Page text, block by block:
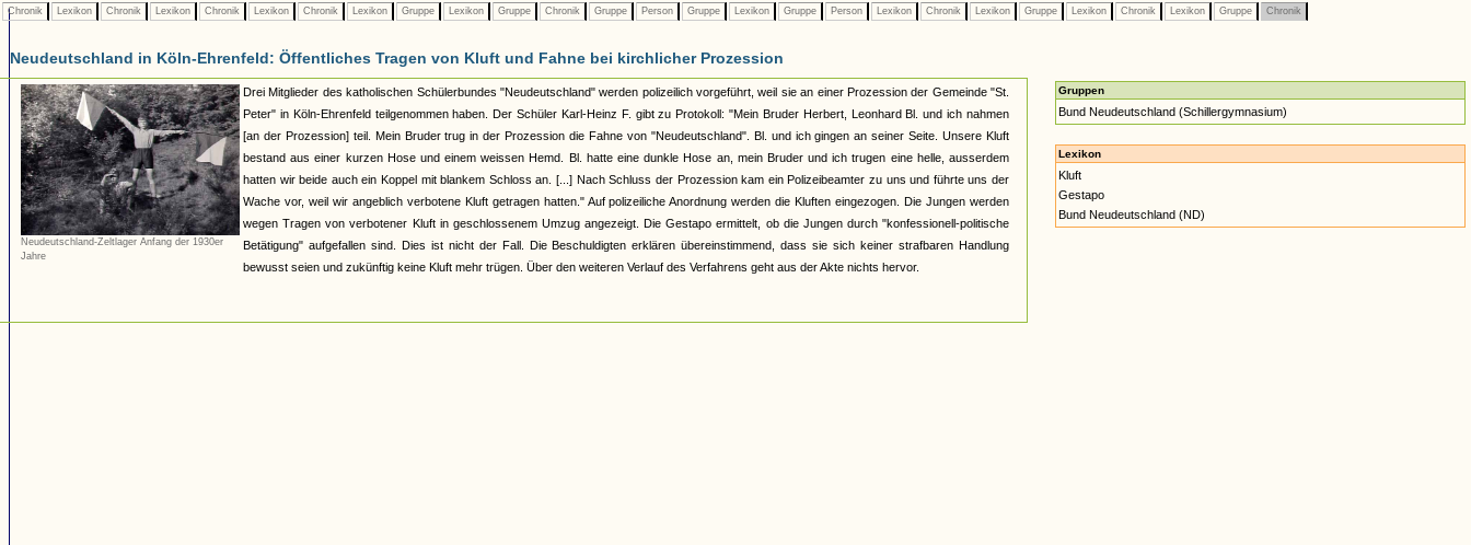
Chronik Lexikon Chronik Lexikon Chronik Lexikon Chronik Lexikon Gruppe Lexikon Gruppe Chronik Gruppe Person Gruppe Lexikon Gruppe Person Lexikon Chronik Lexikon Gruppe Lexikon Chronik Lexikon Gruppe Chronik
Neudeutschland in Köln-Ehrenfeld: Öffentliches Tragen von Kluft und Fahne bei kirchlicher Prozession
Neudeutschland-Zeltlager Anfang der 1930er
Jahre
Drei Mitglieder des katholischen Schülerbundes "Neudeutschland" werden polizeilich vorgeführt, weil sie an einer Prozession der Gemeinde "St.
Peter" in Köln-Ehrenfeld teilgenommen haben. Der Schüler Karl-Heinz F. gibt zu Protokoll: "Mein Bruder Herbert, Leonhard Bl. und ich nahmen
[an der Prozession] teil. Mein Bruder trug in der Prozession die Fahne von "Neudeutschland". Bl. und ich gingen an seiner Seite. Unsere Kluft
bestand aus einer kurzen Hose und einem weissen Hemd. Bl. hatte eine dunkle Hose an, mein Bruder und ich trugen eine helle, ausserdem
hatten wir beide auch ein Koppel mit blankem Schloss an. [...] Nach Schluss der Prozession kam ein Polizeibeamter zu uns und führte uns der
Wache vor, weil wir angeblich verbotene Kluft getragen hatten." Auf polizeiliche Anordnung werden die Kluften eingezogen. Die Jungen werden
wegen Tragen von verbotener Kluft in geschlossenem Umzug angezeigt. Die Gestapo ermittelt, ob die Jungen durch "konfessionell-politische
Betätigung" aufgefallen sind. Dies ist nicht der Fall. Die Beschuldigten erklären übereinstimmend, dass sie sich keiner strafbaren Handlung
bewusst seien und zukünftig keine Kluft mehr trügen. Über den weiteren Verlauf des Verfahrens geht aus der Akte nichts hervor.
Gruppen
Bund Neudeutschland (Schillergymnasium)
Lexikon
Kluft
Gestapo
Bund Neudeutschland (ND)